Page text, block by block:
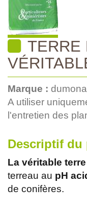
TERRE
Marque : dumona
A utiliser
l'entretien des
Descriptif du
La véritable
terreau au pH
de conifères.